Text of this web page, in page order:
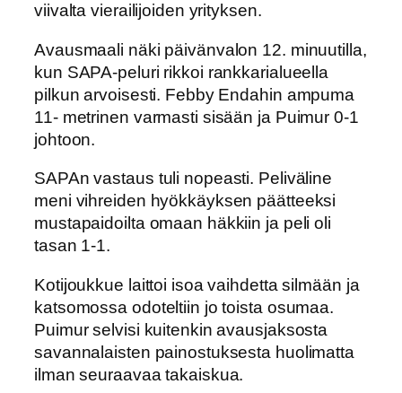
viivalta vierailijoiden yrityksen.
Avausmaali näki päivänvalon 12. minuutilla,
kun SAPA-peluri rikkoi rankkarialueella
pilkun arvoisesti. Febby Endahin ampuma
11- metrinen varmasti sisään ja Puimur 0-1
johtoon.
SAPAn vastaus tuli nopeasti. Peliväline
meni vihreiden hyökkäyksen päätteeksi
mustapaidoilta omaan häkkiin ja peli oli
tasan 1-1.
Kotijoukkue laittoi isoa vaihdetta silmään ja
katsomossa odoteltiin jo toista osumaa.
Puimur selvisi kuitenkin avausjaksosta
savannalaisten painostuksesta huolimatta
ilman seuraavaa takaiskua.